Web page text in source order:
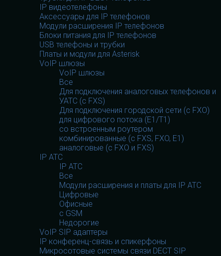
IP видеотелефоны
Аксессуары для IP телефонов
Модули расширения IP телефонов
Блоки питания для IP телефонов
USB телефоны и трубки
Платы и модули для Asterisk
VoIP шлюзы
VoIP шлюзы
Все
Для подключения аналоговых телефонов и
УАТС (с FXS)
Для подключения городской сети (с FXO)
для цифрового потока (E1/T1)
со встроенным роутером
комбинированные (c FXS, FXO, E1)
аналоговые (с FXO и FXS)
IP АТС
IP АТС
Все
Модули расширения и платы для IP АТС
Цифровые
Офисные
с GSM
Недорогие
VoIP SIP адаптеры
IP конференц-связь и спикерфоны
Микросотовые системы связи DECT SIP